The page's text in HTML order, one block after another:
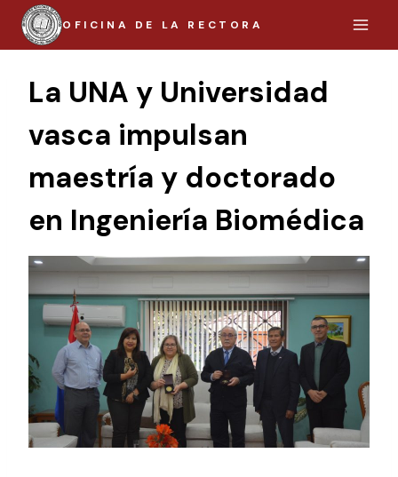
Saltar
contenido
OFICINA DE LA RECTORA
La UNA y Universidad
vasca impulsan
maestría y doctorado
en Ingeniería Biomédica